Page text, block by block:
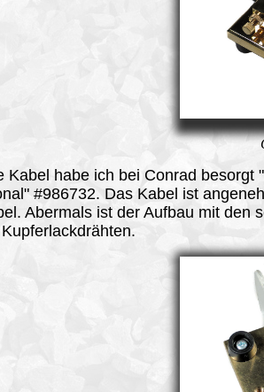
Kabel habe ich bei Conrad besorgt
#986732. Das Kabel ist
Abermals ist der Aufbau mit den